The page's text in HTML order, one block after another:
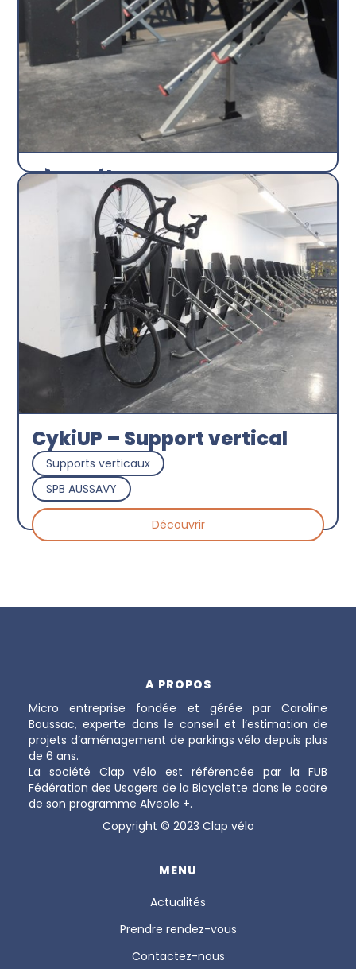
Lève vélo CK
Supports verticaux
Beetogreen
Découvrir
CykiUP – Support vertical
Supports verticaux
SPB AUSSAVY
Découvrir
A PROPOS
Micro entreprise fondée et gérée par Caroline
Boussac, experte dans le conseil et l’estimation de
projets d’aménagement de parkings vélo depuis plus
de 6 ans.
La société Clap vélo est référencée par la FUB
Fédération des Usagers de la Bicyclette dans le cadre
de son programme Alveole +.
Copyright © 2023 Clap vélo
MENU
Actualités
Prendre rendez-vous
Contactez-nous